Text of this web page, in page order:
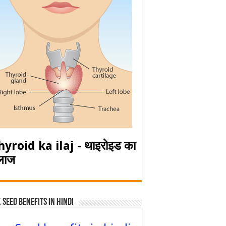
ka ilaj - थाइरोइड का
Seed Benefits in hindi